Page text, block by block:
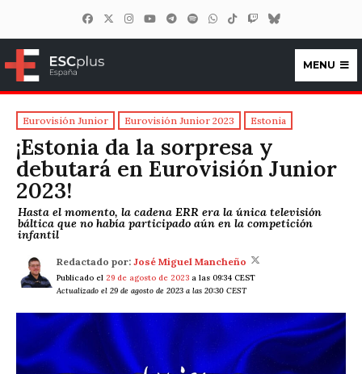
ESCplus España
MENU
Eurovisión Junior Eurovisión Junior 2023 Estonia
¡Estonia da la sorpresa y
debutará en Eurovisión Junior
2023!
Hasta el momento, la cadena ERR era la única televisión
báltica que no había participado aún en la competición
infantil
Redactado por: José Miguel Mancheño
Publicado el 29 de agosto de 2023 a las 09:34 CEST
Actualizado el 29 de agosto de 2023 a las 20:30 CEST